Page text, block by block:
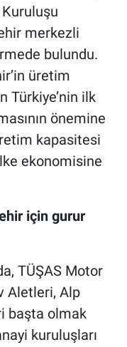
Kuruluşu
merkezli
bulundu.
üretim
Türkiye’nin ilk
önemine
kapasitesi
ekonomisine
için gurur
TÜŞAS Motor
Aletleri, Alp
başta olmak
kuruluşları